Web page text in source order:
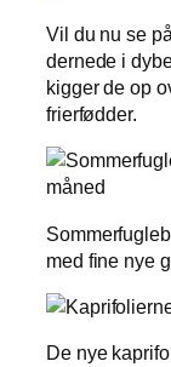
Vil du nu se
dernede i
kigger de op
frierfødder.
med fine nye
De nye